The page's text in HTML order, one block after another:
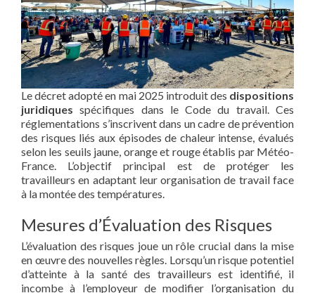
Le décret adopté en mai 2025 introduit des dispositions
juridiques spécifiques dans le Code du travail. Ces
réglementations s’inscrivent dans un cadre de prévention
des risques liés aux épisodes de chaleur intense, évalués
selon les seuils jaune, orange et rouge établis par Météo-
France. L’objectif principal est de protéger les
travailleurs en adaptant leur organisation de travail face
à la montée des températures.
Mesures d’Évaluation des Risques
L’évaluation des risques joue un rôle crucial dans la mise
en œuvre des nouvelles règles. Lorsqu’un risque potentiel
d’atteinte à la santé des travailleurs est identifié, il
incombe à l’employeur de modifier l’organisation du